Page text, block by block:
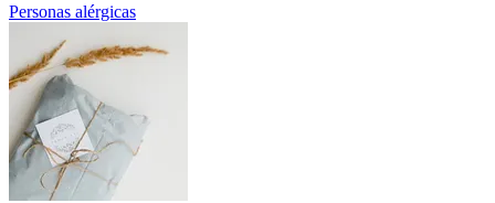
Personas alérgicas